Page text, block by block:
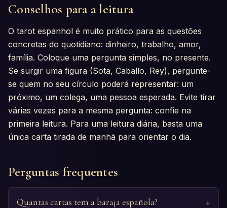
Conselhos para a leitura
O tarot espanhol é muito prático para as questões
concretas do quotidiano: dinheiro, trabalho, amor,
família. Coloque uma pergunta simples, no presente.
Se surgir uma figura (Sota, Caballo, Rey), pergunte-
se quem no seu círculo poderá representar: um
próximo, um colega, uma pessoa esperada. Evite tirar
várias vezes para a mesma pergunta: confie na
primeira leitura. Para uma leitura diária, basta uma
única carta tirada de manhã para orientar o dia.
Perguntas frequentes
Quantas cartas tem a baraja española?